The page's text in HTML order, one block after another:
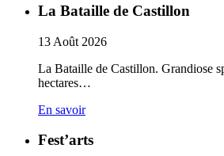
La Bataille de Castillon
13 Août 2026
La Bataille de Castillon. Grandiose
hectares…
En savoir
Fest’arts